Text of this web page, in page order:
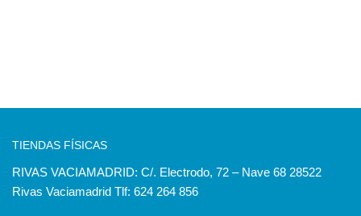
TIENDAS FÍSICAS
RIVAS VACIAMADRID: C/. Electrodo, 72 – Nave 68 28522
Rivas Vaciamadrid Tlf: 624 264 856